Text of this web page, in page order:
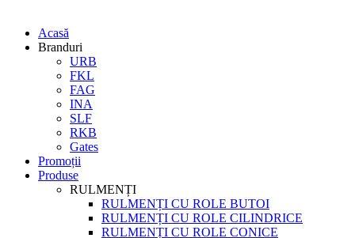
Acasă
Branduri
URB
FKL
FAG
INA
SLF
RKB
Gates
Promoții
Produse
RULMENȚI
RULMENȚI CU ROLE BUTOI
RULMENȚI CU ROLE CILINDRICE
RULMENȚI CU ROLE CONICE